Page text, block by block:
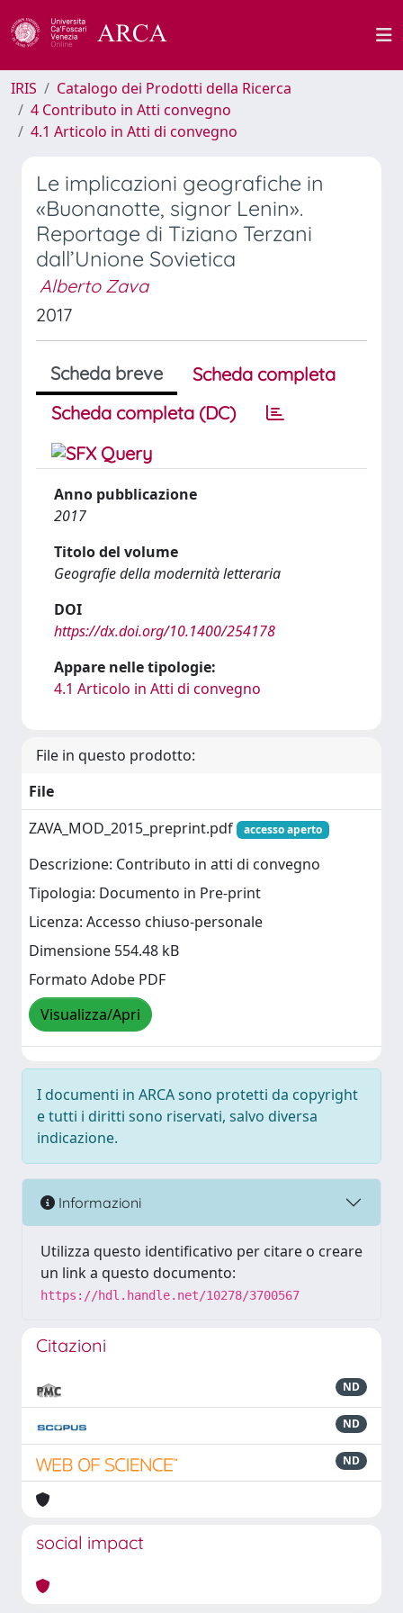
IRIS
Catalogo dei Prodotti della Ricerca
4 Contributo in Atti convegno
4.1 Articolo in Atti di convegno
Le implicazioni geografiche in
«Buonanotte, signor Lenin».
Reportage di Tiziano Terzani
dall’Unione Sovietica
Alberto Zava
2017
Scheda breve
Scheda completa
Scheda completa (DC)
Anno pubblicazione
2017
Titolo del volume
Geografie della modernità letteraria
DOI
https://dx.doi.org/10.1400/254178
Appare nelle tipologie:
4.1 Articolo in Atti di convegno
File in questo prodotto:
File
ZAVA_MOD_2015_preprint.pdf
accesso aperto
Descrizione: Contributo in atti di convegno
Tipologia: Documento in Pre-print
Licenza: Accesso chiuso-personale
Dimensione 554.48 kB
Formato Adobe PDF
Visualizza/Apri
I documenti in ARCA sono protetti da copyright
e tutti i diritti sono riservati, salvo diversa
indicazione.
Informazioni
Utilizza questo identificativo per citare o creare
un link a questo documento:
https://hdl.handle.net/10278/3700567
Citazioni
ND
ND
ND
social impact